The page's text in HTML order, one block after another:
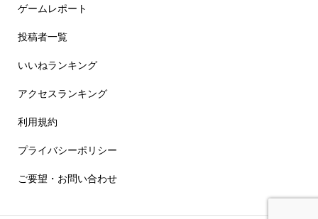
ゲームレポート
投稿者一覧
いいねランキング
アクセスランキング
利用規約
プライバシーポリシー
ご要望・お問い合わせ